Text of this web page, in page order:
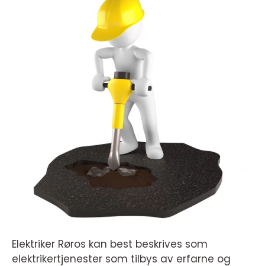
Elektriker Røros kan best beskrives som
elektrikertjenester som tilbys av erfarne og